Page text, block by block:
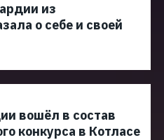
из
о себе и своей
вошёл в состав
конкурса в Котласе